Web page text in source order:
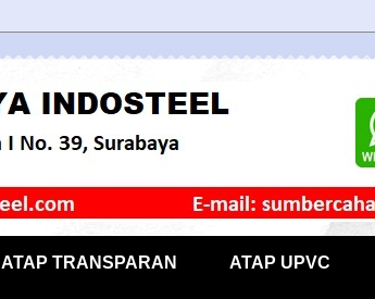
ATAP TRANSPARAN ATAP UPVC